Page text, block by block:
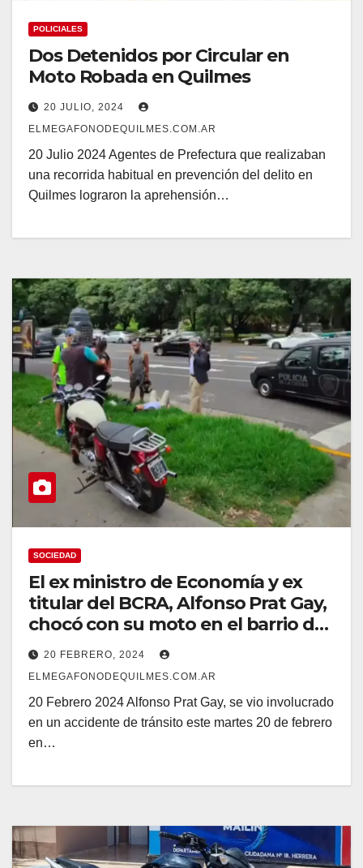
POLICIALES
Dos Detenidos por Circular en
Moto Robada en Quilmes
20 JULIO, 2024
ELMEGAFONODEQUILMES.COM.AR
20 Julio 2024 Agentes de Prefectura que realizaban
una recorrida habitual en prevención del delito en
Quilmes lograron la aprehensión…
SOCIEDAD
El ex ministro de Economía y ex
titular del BCRA, Alfonso Prat Gay,
chocó con su moto en el barrio de
Recoleta
20 FEBRERO, 2024
ELMEGAFONODEQUILMES.COM.AR
20 Febrero 2024 Alfonso Prat Gay, se vio involucrado
en un accidente de tránsito este martes 20 de febrero
en…